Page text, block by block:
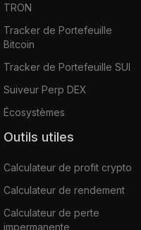
TRON
Tracker de Portefeuille
Bitcoin
Tracker de Portefeuille SUI
Suiveur Perp DEX
Écosystèmes
Outils utiles
Calculateur de profit crypto
Calculateur de rendement
Calculateur de perte
impermanente